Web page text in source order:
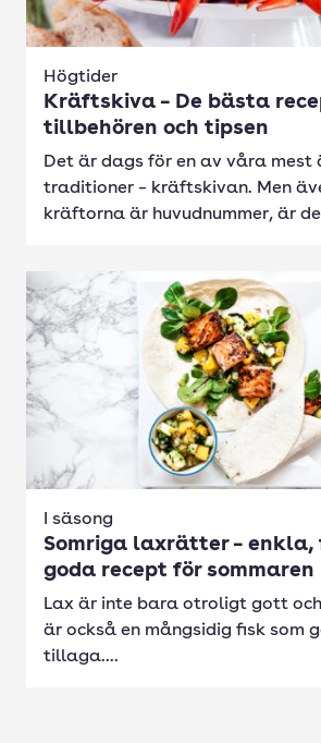
Högtider
Kräftskiva – De bästa
tillbehören och tipsen
Det är dags för en av våra mest
traditioner – kräftskivan. Men
kräftorna är huvudnummer, är
I säsong
Somriga laxrätter – enkla,
goda recept för sommaren
Lax är inte bara otroligt gott
är också en mångsidig fisk som
tillaga....